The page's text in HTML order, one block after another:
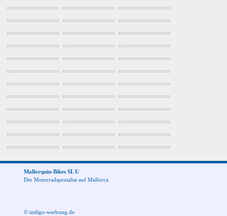
Mallorquin-Bikes SL U
Der Motorradspezialist auf Mallorca
© indigo-werbung.de